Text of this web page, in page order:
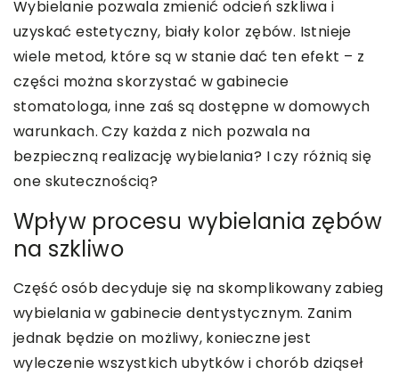
Wybielanie pozwala zmienić odcień szkliwa i
uzyskać estetyczny, biały kolor zębów. Istnieje
wiele metod, które są w stanie dać ten efekt – z
części można skorzystać w gabinecie
stomatologa, inne zaś są dostępne w domowych
warunkach. Czy każda z nich pozwala na
bezpieczną realizację wybielania? I czy różnią się
one skutecznością?
Wpływ procesu wybielania zębów
na szkliwo
Część osób decyduje się na skomplikowany zabieg
wybielania w gabinecie dentystycznym. Zanim
jednak będzie on możliwy, konieczne jest
wyleczenie wszystkich ubytków i chorób dziąseł